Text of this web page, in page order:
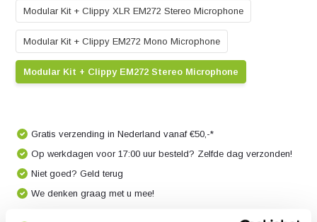
Modular Kit + Clippy XLR EM272 Stereo Microphone
Modular Kit + Clippy EM272 Mono Microphone
Modular Kit + Clippy EM272 Stereo Microphone
Gratis verzending in Nederland vanaf €50,-*
Op werkdagen voor 17:00 uur besteld? Zelfde dag verzonden!
Niet goed? Geld terug
We denken graag met u mee!